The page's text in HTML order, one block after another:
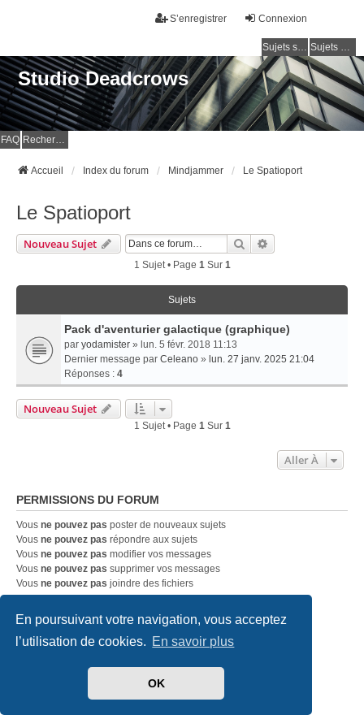
En poursuivant votre navigation, vous acceptez
l’utilisation de cookies. En savoir plus
OK
Connexion
S’enregistrer
Sujets sans réponse Sujets actifs
Studio Deadcrows
FAQ Rechercher
Accueil Index du forum Mindjammer Le Spatioport
Le Spatioport
Nouveau Sujet Rechercher
1 Sujet • Page 1Sur 1
Sujets
Pack d'aventurier galactique (graphique)
par yodamister » lun. 5 févr. 2018 11:13
Dernier message par Celeano » lun. 27 janv. 2025 21:04
Réponses : 4
Nouveau Sujet
1 Sujet • Page 1Sur 1
Aller À
PERMISSIONS DU FORUM
Vous ne pouvez pas poster de nouveaux sujets
Vous ne pouvez pas répondre aux sujets
Vous ne pouvez pas modifier vos messages
Vous ne pouvez pas supprimer vos messages
Vous ne pouvez pas joindre des fichiers
Accueil Index du forum Nous contacter